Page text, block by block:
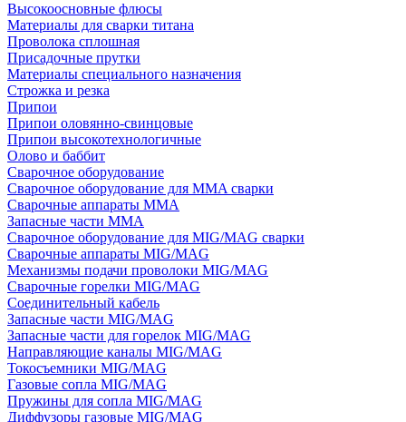
Высокоосновные флюсы
Материалы для сварки титана
Проволока сплошная
Присадочные прутки
Материалы специального назначения
Строжка и резка
Припои
Припои оловянно-свинцовые
Припои высокотехнологичные
Олово и баббит
Сварочное оборудование
Сварочное оборудование для MMA сварки
Сварочные аппараты MMA
Запасные части MMA
Сварочное оборудование для MIG/MAG сварки
Сварочные аппараты MIG/MAG
Механизмы подачи проволоки MIG/MAG
Сварочные горелки MIG/MAG
Соединительный кабель
Запасные части MIG/MAG
Запасные части для горелок MIG/MAG
Направляющие каналы MIG/MAG
Токосъемники MIG/MAG
Газовые сопла MIG/MAG
Пружины для сопла MIG/MAG
Диффузоры газовые MIG/MAG